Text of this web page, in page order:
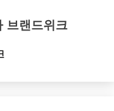
브랜드위크